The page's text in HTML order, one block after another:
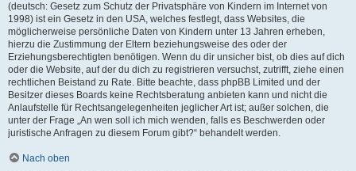
(deutsch: Gesetz zum Schutz der Privatsphäre von Kindern im Internet von
1998) ist ein Gesetz in den USA, welches festlegt, dass Websites, die
möglicherweise persönliche Daten von Kindern unter 13 Jahren erheben,
hierzu die Zustimmung der Eltern beziehungsweise des oder der
Erziehungsberechtigten benötigen. Wenn du dir unsicher bist, ob dies auf dich
oder die Website, auf der du dich zu registrieren versuchst, zutrifft, ziehe einen
rechtlichen Beistand zu Rate. Bitte beachte, dass phpBB Limited und der
Besitzer dieses Boards keine Rechtsberatung anbieten kann und nicht die
Anlaufstelle für Rechtsangelegenheiten jeglicher Art ist; außer solchen, die
unter der Frage „An wen soll ich mich wenden, falls es Beschwerden oder
juristische Anfragen zu diesem Forum gibt?“ behandelt werden.
Nach oben